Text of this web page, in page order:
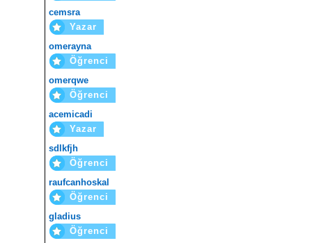
cemsra
Yazar
omerayna
Öğrenci
omerqwe
Öğrenci
acemicadi
Yazar
sdlkfjh
Öğrenci
raufcanhoskal
Öğrenci
gladius
Öğrenci